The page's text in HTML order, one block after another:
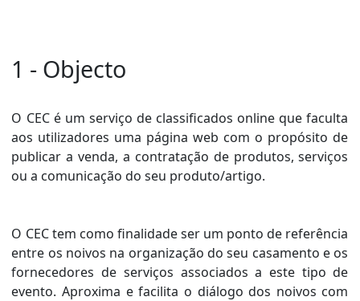
1 - Objecto
O CEC é um serviço de classificados online que faculta
aos utilizadores uma página web com o propósito de
publicar a venda, a contratação de produtos, serviços
ou a comunicação do seu produto/artigo.
O CEC tem como finalidade ser um ponto de referência
entre os noivos na organização do seu casamento e os
fornecedores de serviços associados a este tipo de
evento. Aproxima e facilita o diálogo dos noivos com